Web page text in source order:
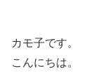
カモ子です。
こんにちは。